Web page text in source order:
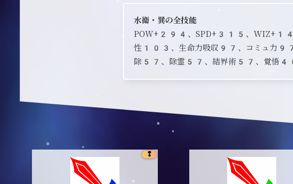
水衛・巽の全技能
POW+294、SPD+315、
性103、生命力吸収97、コミュ力97
除57、除霊57、結界術57、覚悟
❢